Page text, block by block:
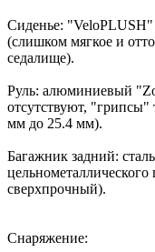
Сиденье: "VeloPLUSH"
(слишком мягкое и
седалище).
Руль: алюминиевый
отсутствуют, "грипсы"
мм до 25.4 мм).
Багажник задний:
сверхпрочный).
Снаряжение: